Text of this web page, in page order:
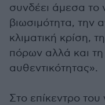
συνδέει άμεσα το
βιωσιμότητα, την
κλιματική κρίση,
πόρων αλλά και τη
αυθεντικότητας».
Στο επίκεντρο